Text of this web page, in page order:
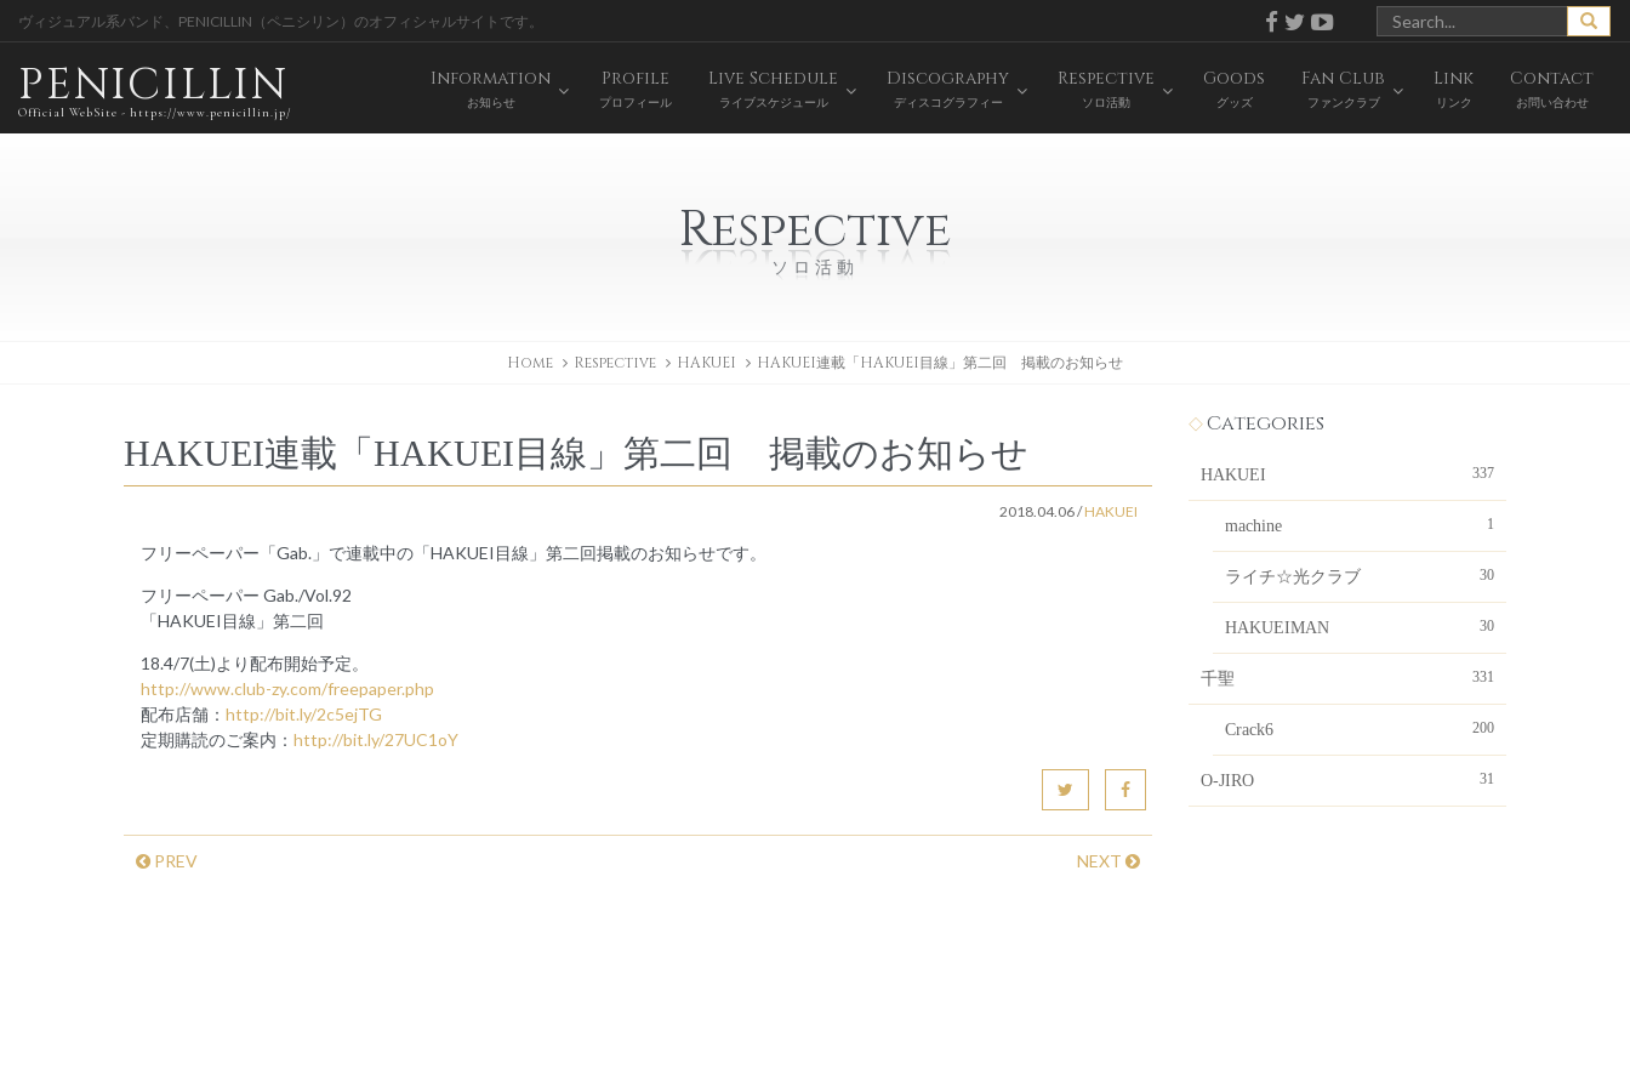
ヴィジュアル系バンド、PENICILLIN（ペニシリン）のオフィシャルサイトです。
PENICILLIN
Official WebSite - https://www.penicillin.jp/
Information
お知らせ
Profile
プロフィール
Live Schedule
ライブスケジュール
Discography
ディスコグラフィー
Respective
ソロ活動
Goods
グッズ
Fan Club
ファンクラブ
Link
リンク
Contact
お問い合わせ
Respective
ソロ活動
Home Respective HAKUEI HAKUEI連載「HAKUEI目線」第二回 掲載のお知らせ
HAKUEI連載「HAKUEI目線」第二回 掲載のお知らせ
2018.04.06/HAKUEI
フリーペーパー「Gab.」で連載中の「HAKUEI目線」第二回掲載のお知らせです。
フリーペーパー Gab./Vol.92
「HAKUEI目線」第二回
18.4/7(土)より配布開始予定。
http://www.club-zy.com/freepaper.php
配布店舗： http://bit.ly/2c5ejTG
定期購読のご案内： http://bit.ly/27UC1oY
PREV NEXT
Categories
HAKUEI 337
machine 1
ライチ☆光クラブ 30
HAKUEIMAN 30
千聖 331
Crack6 200
O-JIRO 31